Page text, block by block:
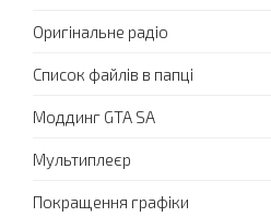
Оригінальне радіо
Список файлів в папці
Моддинг GTA SA
Мультиплеєр
Покращення графіки